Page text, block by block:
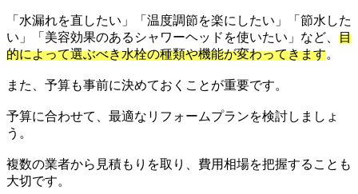
「水漏れを直したい」「温度調節を楽にしたい」「節水した
い」「美容効果のあるシャワーヘッドを使いたい」など、 目
的によって選ぶべき水栓の種類や機能が変わってきます。
また、予算も事前に決めておくことが重要です。
予算に合わせて、最適なリフォームプランを検討しましょ
う。
複数の業者から見積もりを取り、費用相場を把握することも
大切です。